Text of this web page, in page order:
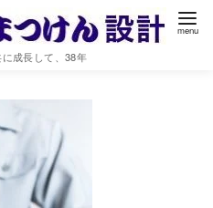
成長して、38年